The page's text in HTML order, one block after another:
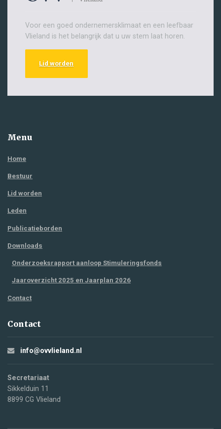
Voor een goed ondernemersklimaat en een leefbaar
Vlieland is het belangrijk dat u uw stem laat horen.
Lid worden
Menu
Home
Bestuur
Lid worden
Leden
Publicatieborden
Downloads
Onderzoeksrapport aanloop Stimuleringsfonds
Jaaroverzicht 2025 en Jaarplan 2026
Contact
Contact
info@ovvlieland.nl
Secretariaat
Sikkelduin 11
8899 CG Vlieland